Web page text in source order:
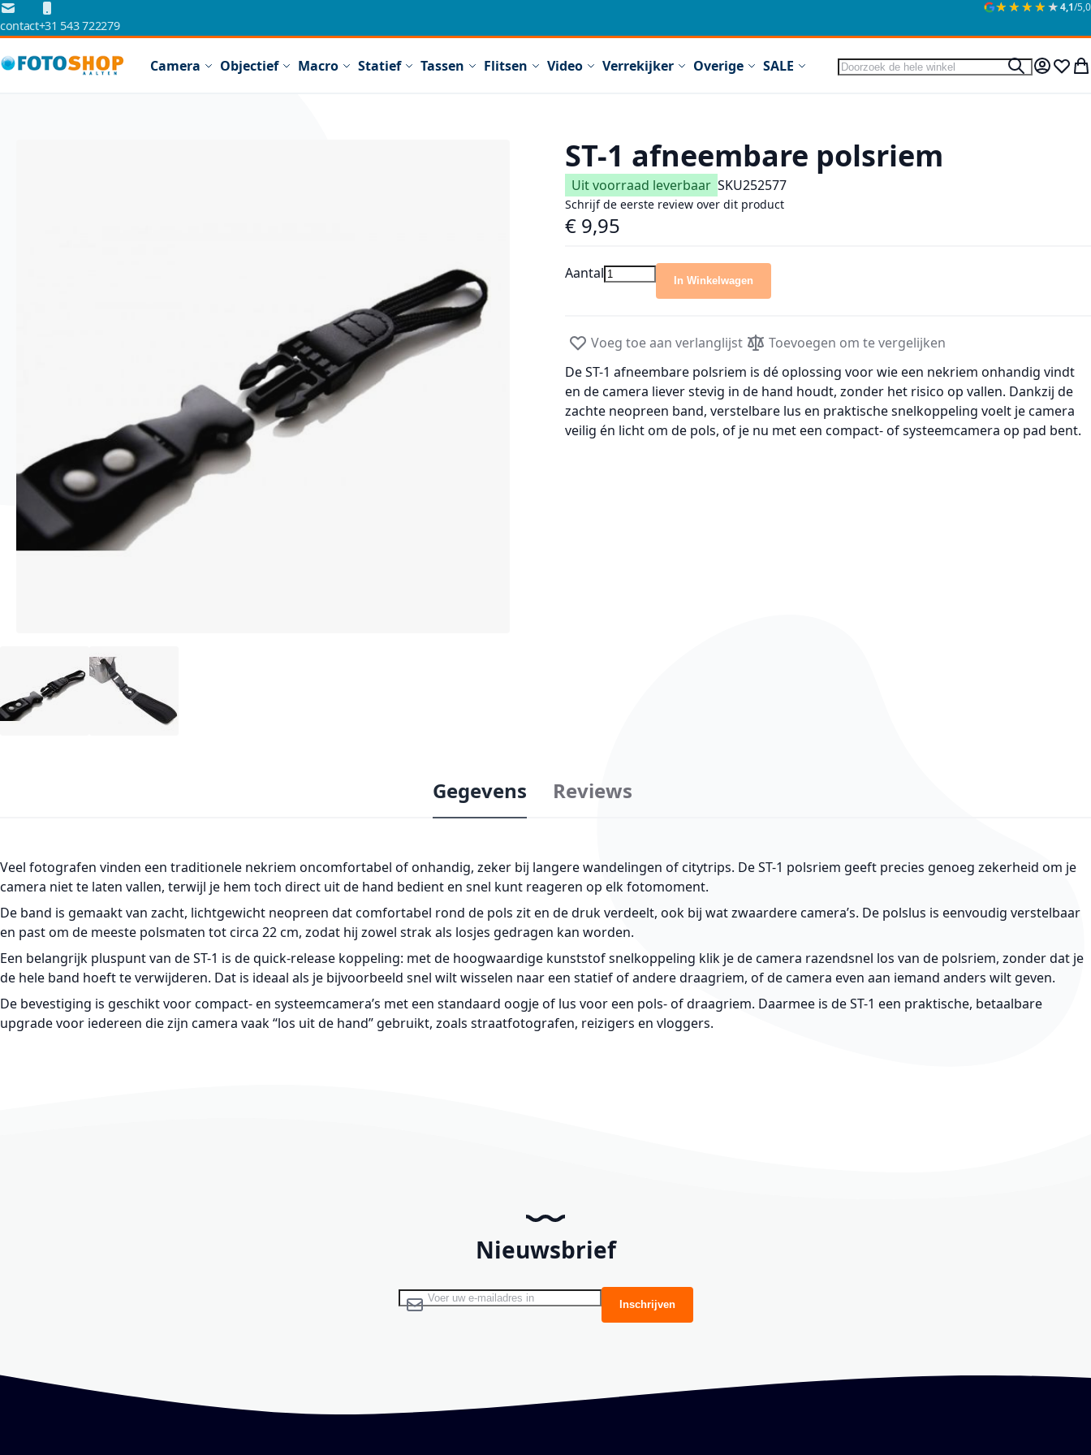
Ga naar de inhoud
contact+31 543 722279
★★★★★
★★★★★4,1/5,0
Camera Objectief Macro Statief Tassen Flitsen Video Verrekijker Overige SALE Zoek
ZoekMijn
ST-1 afneembare polsriem
Uit voorraad leverbaar SKU252577
Schrijf de eerste review over dit product
€ 9,95
Aantal In Winkelwagen
Voeg toe aan verlanglijst
Toevoegen om te vergelijken
DeST-1 afneembare polsriem is dé oplossing voor wie een nekriem onhandig vindt
en de camera liever stevig in de hand houdt, zonder het risico op vallen. Dankzij de
zachte neopreen band, verstelbare lus en praktische snelkoppeling voelt je camera
veilig én licht om de pols, of je nu met een compact- of systeemcamera op pad bent.
Gegevens
Veel fotografen vinden een traditionele nekriem oncomfortabel of onhandig, zeker bij langere wandelingen of citytrips. De ST-1 polsriem geeft precies genoeg zekerheid om je
camera niet te laten vallen, terwijl je hem toch direct uit de hand bedient en snel kunt reageren op elk fotomoment.​
De band is gemaakt van zacht, lichtgewicht neopreen dat comfortabel rond de pols zit en de druk verdeelt, ook bij wat zwaardere camera’s. De polslus is eenvoudig verstelbaar
en past om de meeste polsmaten tot circa 22 cm, zodat hij zowel strak als losjes gedragen kan worden.​
Een belangrijk pluspunt van de ST-1 is dequick-release koppeling: met de hoogwaardige kunststof snelkoppeling klik je de camera razendsnel los van de polsriem, zonder dat je
de hele band hoeft te verwijderen. Dat is ideaal als je bijvoorbeeld snel wilt wisselen naar een statief of andere draagriem, of de camera even aan iemand anders wilt geven.​
De bevestiging is geschikt voor compact- en systeemcamera’s met een standaard oogje of lus voor een pols- of draagriem. Daarmee is de ST-1 een praktische, betaalbare
upgrade voor iedereen die zijn camera vaak “los uit de hand” gebruikt, zoals straatfotografen, reizigers en vloggers.
Reviews
Nieuwsbrief
Abonneer u op onze nieuwsbrief Inschrijven